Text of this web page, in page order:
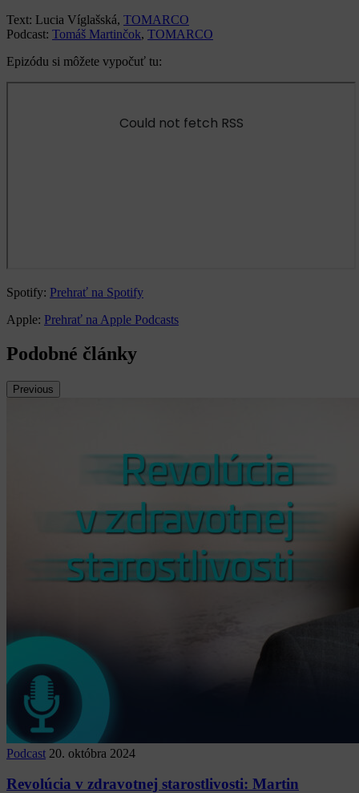
Text: Lucia Víglašská, TOMARCO
Podcast: Tomáš Martinčok, TOMARCO
Epizódu si môžete vypočuť tu:
Spotify: Prehrať na Spotify
Apple: Prehrať na Apple Podcasts
Podobné články
Previous
Podcast 20. októbra 2024
Revolúcia v zdravotnej starostlivosti: Martin